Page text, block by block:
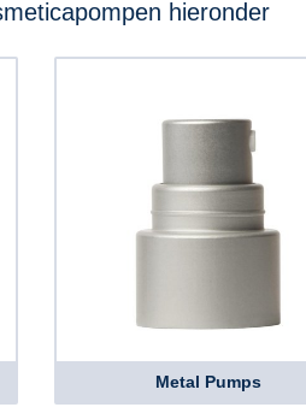
hieronder
Metal Pumps